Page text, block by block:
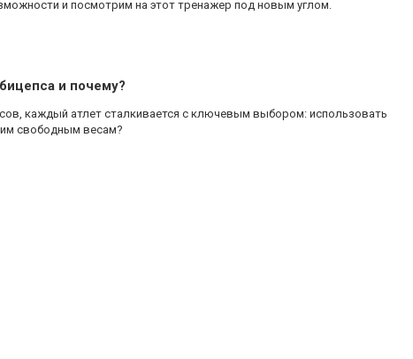
и посмотрим на этот тренажер под новым углом.
и почему?
каждый атлет сталкивается с ключевым выбором: использовать
свободным весам?